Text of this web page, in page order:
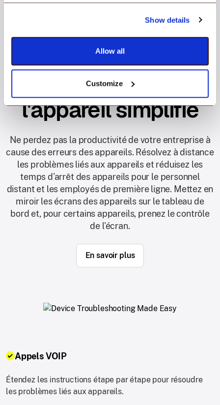
Show details
Allow all
Customize
Logiciel de verrouillage de kiosque avec
télécommande
Le dépannage de
l'appareil simplifié
Ne perdez pas la productivité de votre entreprise à
cause des erreurs des appareils. Résolvez à distance
les problèmes liés aux appareils et réduisez les
temps d'arrêt des appareils pour le personnel
distant et les employés de première ligne. Mettez en
miroir les écrans des appareils sur le tableau de
bord et, pour certains appareils, prenez le contrôle
de l'écran.
En savoir plus
Appels VOIP
Étendez les instructions étape par étape pour résoudre
les problèmes liés aux appareils.